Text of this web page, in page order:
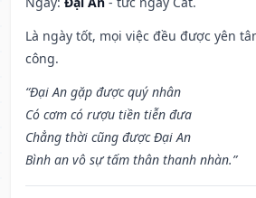
Là ngày tốt, mọi việc đều được yên
công.
“Đại An gặp được quý nhân
Có cơm có rượu tiền tiễn đưa
Chẳng thời cũng được Đại An
Bình an vô sự tấm thân thanh nhàn.”